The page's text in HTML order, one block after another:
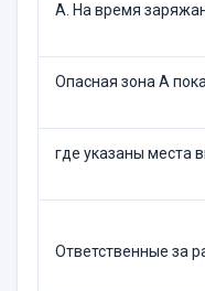
А. На время
Опасная зона А
где указаны места
Ответственные за